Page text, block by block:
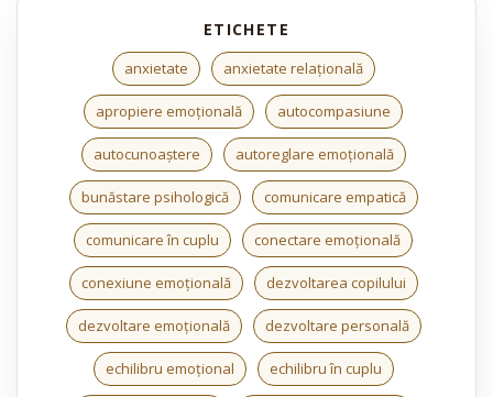
anxietate anxietate relațională
apropiere emoțională autocompasiune
autocunoaștere autoreglare emoțională
bunăstare psihologică comunicare empatică
comunicare în cuplu conectare emoțională
conexiune emoțională dezvoltarea copilului
dezvoltare emoțională dezvoltare personală
echilibru emoțional echilibru în cuplu